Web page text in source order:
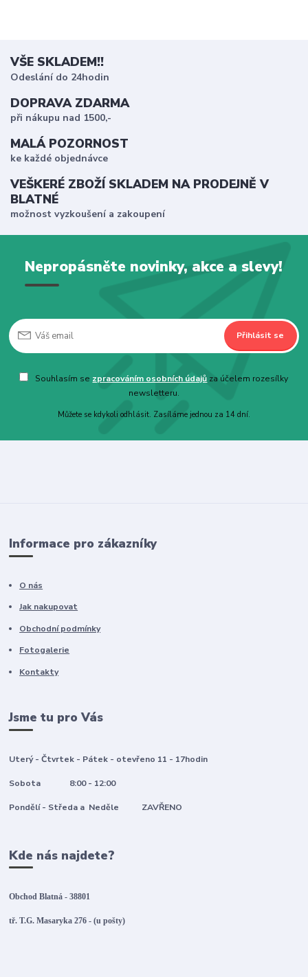
VŠE SKLADEM!!
Odeslání do 24hodin
DOPRAVA ZDARMA
při nákupu nad 1500,-
MALÁ POZORNOST
ke každé objednávce
VEŠKERÉ ZBOŽÍ SKLADEM NA PRODEJNĚ V
BLATNÉ
možnost vyzkoušení a zakoupení
Nepropásněte novinky, akce a slevy!
Přihlásit se
Souhlasím se zpracováním osobních údajů za účelem rozesílky
newsletteru.
Můžete se kdykoli odhlásit. Zasíláme jednou za 14 dní.
Informace pro zákazníky
O nás
Jak nakupovat
Obchodní podmínky
Fotogalerie
Kontakty
Jsme tu pro Vás
Uterý - Čtvrtek - Pátek - otevřeno 11 - 17hodin
Sobota 8:00 - 12:00
Pondělí - Středa a Neděle ZAVŘENO
Kde nás najdete?
Obchod Blatná - 38801
tř. T.G. Masaryka 276 - (u pošty)